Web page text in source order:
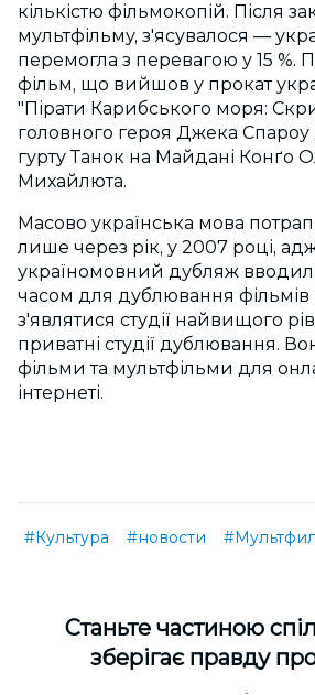
кількістю фільмокопій. Після
мультфільму, з'ясувалося —
перемогла з перевагою у 15 %.
фільм, що вийшов у прокат
"Пірати Карибського моря:
головного героя Джека Спароу
гурту Танок на Майдані Конґо
Михайлюта.
Масово українська мова
лише через рік, у 2007 році,
україномовний дубляж
часом для дублювання фільмів
з'являтися студії найвищого
приватні студії дублювання.
фільми та мультфільми для
інтернеті.
#Культура #новости
Cтаньте частиною
зберігає правду